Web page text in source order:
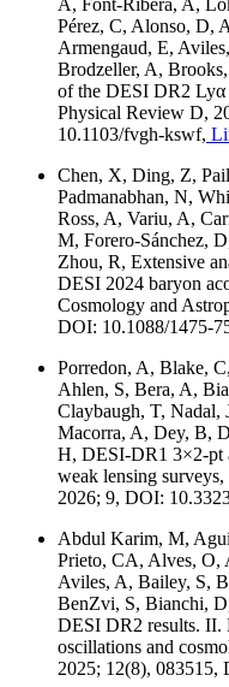
A, Font-Ribera, A,
Pérez, C, Alonso, D,
Armengaud, E,
Brodzeller, A,
of the DESI DR2 Lyα
Physical Review D,
10.1103/fvgh-kswf,
Chen, X, Ding, Z,
Padmanabhan, N,
Ross, A, Variu, A,
M, Forero-Sánchez,
Zhou, R, Extensive
DESI 2024 baryon
Cosmology and
DOI: 10.1088/1475-
Porredon, A, Blake,
Ahlen, S, Bera, A,
Claybaugh, T, Nadal,
Macorra, A, Dey, B,
H, DESI-DR1 3×2-pt
weak lensing
2026; 9, DOI:
Abdul Karim, M,
Prieto, CA, Alves, O,
Aviles, A, Bailey, S,
BenZvi, S, Bianchi,
DESI DR2 results. II.
oscillations and
2025; 12(8), 083515,